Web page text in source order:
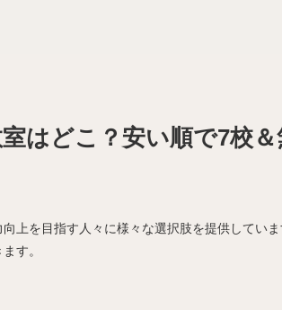
はどこ？安い順で7校
上を目指す人々に様々な選択肢を提供してい
す。